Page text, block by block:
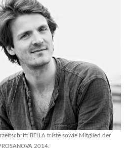
BELLA triste sowie Mitglied der
2014.